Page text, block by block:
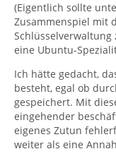
(Eigentlich sollte
Zusammenspiel mit
Schlüsselverwaltung
eine Ubuntu-
Ich hätte gedacht,
besteht, egal ob
gespeichert. Mit
eingehender
eigenes Zutun
weiter als eine